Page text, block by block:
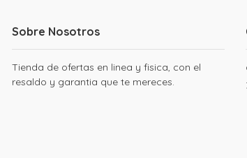
Sobre Nosotros
Tienda de ofertas en linea y fisica, con el
resaldo y garantia que te mereces.